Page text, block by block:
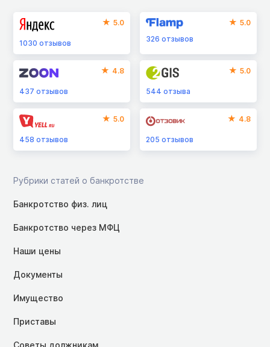
5.0
1030 отзывов
5.0
326отзывов
4.8
437 отзывов
5.0
544отзыва
5.0
458 отзывов
4.8
205отзывов
Рубрики статей о банкротстве
Банкротство физ. лиц
Банкротство через МФЦ
Наши цены
Документы
Имущество
Приставы
Советы должникам